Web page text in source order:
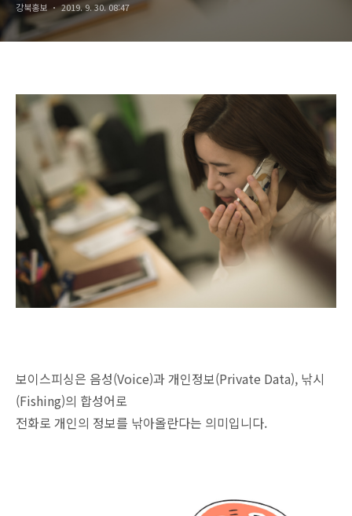
강북홍보 2019. 9. 30. 08:47
보이스피싱은 음성(Voice)과 개인정보(Private Data), 낚시
(Fishing)의 합성어로
전화로 개인의 정보를 낚아올란다는 의미입니다.